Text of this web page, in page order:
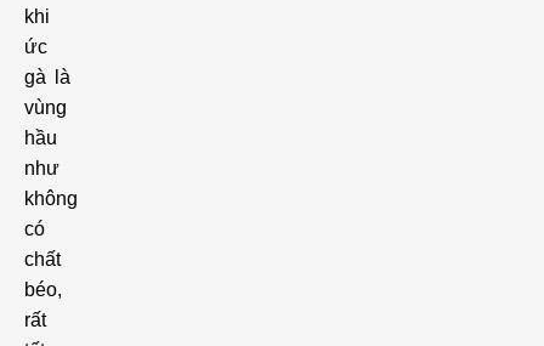
khi
ức
gà là
vùng
hầu
như
không
có
chất
béo,
rất